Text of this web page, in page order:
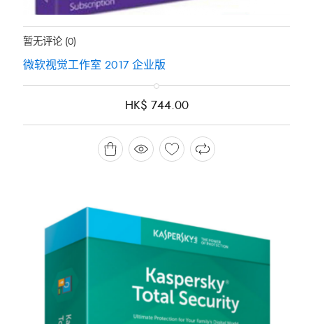
地位：有存货
暂无评论 (0)
微软视觉工作室 2017 企业版
HK$ 744.00